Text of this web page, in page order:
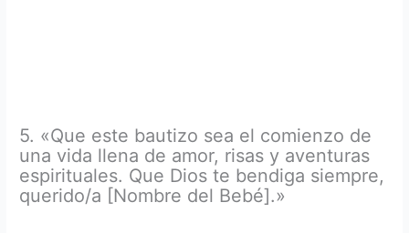
5. «Que este bautizo sea el comienzo de
una vida llena de amor, risas y aventuras
espirituales. Que Dios te bendiga siempre,
querido/a [Nombre del Bebé].»